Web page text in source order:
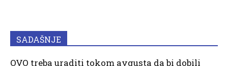
SADAŠNJE
OVO treba uraditi tokom avgusta da bi dobili